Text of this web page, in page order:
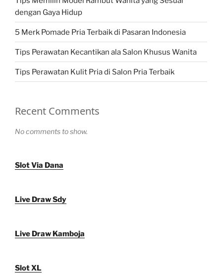
dengan Gaya Hidup
5 Merk Pomade Pria Terbaik di Pasaran Indonesia
Tips Perawatan Kecantikan ala Salon Khusus Wanita
Tips Perawatan Kulit Pria di Salon Pria Terbaik
Recent Comments
No comments to show.
Slot Via Dana
Live Draw Sdy
Live Draw Kamboja
Slot XL